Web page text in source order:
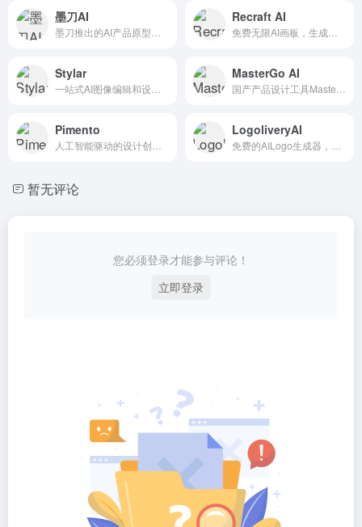
墨刀AI Recraft AI
Stylar MasterGo AI
Pimento LogoliveryAI
暂无评论
您必须登录才能参与评论！
立即登录